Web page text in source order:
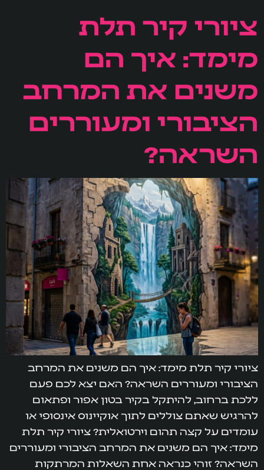
ציורי קיר תלת
מימד: איך הם
משנים את המרחב
הציבורי ומעוררים
השראה?
ציורי קיר תלת מימד: איך הם משנים את המרחב
הציבורי ומעוררים השראה? האם יצא לכם פעם
ללכת ברחוב, להיתקל בקיר בטון אפור ופתאום
להרגיש שאתם צוללים לתוך אוקיינוס אינסופי או
עומדים על קצה תהום וירטואלית? ציורי קיר תלת
מימד: איך הם משנים את המרחב הציבורי ומעוררים
השראה? זוהי כנראה אחת השאלות המרתקות